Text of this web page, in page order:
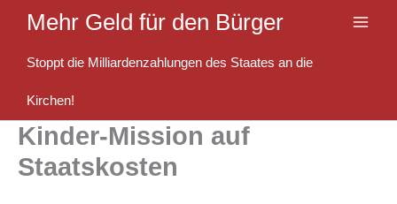
InhaltMehr Geld für den Bürger
Stoppt die Milliardenzahlungen des Staates an die
Kirchen!
Kinder-Mission auf
Staatskosten